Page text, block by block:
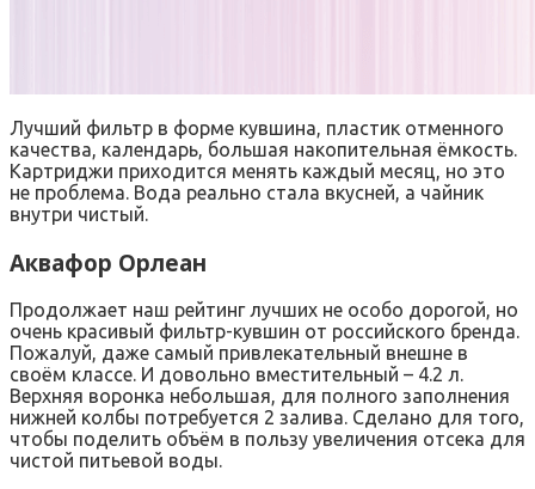
Лучший фильтр в форме кувшина, пластик отменного
качества, календарь, большая накопительная ёмкость.
Картриджи приходится менять каждый месяц, но это
не проблема. Вода реально стала вкусней, а чайник
внутри чистый.
Аквафор Орлеан
Продолжает наш рейтинг лучших не особо дорогой, но
очень красивый фильтр-кувшин от российского бренда.
Пожалуй, даже самый привлекательный внешне в
своём классе. И довольно вместительный – 4.2 л.
Верхняя воронка небольшая, для полного заполнения
нижней колбы потребуется 2 залива. Сделано для того,
чтобы поделить объём в пользу увеличения отсека для
чистой питьевой воды.